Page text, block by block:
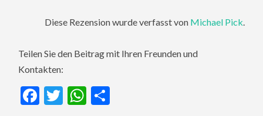
Diese Rezension wurde verfasst von Michael Pick.
Teilen Sie den Beitrag mit Ihren Freunden und
Kontakten:
Facebook
TwitterWhatsApp